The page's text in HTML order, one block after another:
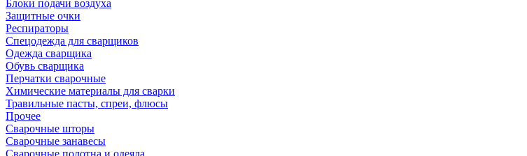
Блоки подачи воздуха
Защитные очки
Респираторы
Спецодежда для сварщиков
Одежда сварщика
Обувь сварщика
Перчатки сварочные
Химические материалы для сварки
Травильные пасты, спреи, флюсы
Прочее
Сварочные шторы
Сварочные занавесы
Сварочные полотна и одеяла